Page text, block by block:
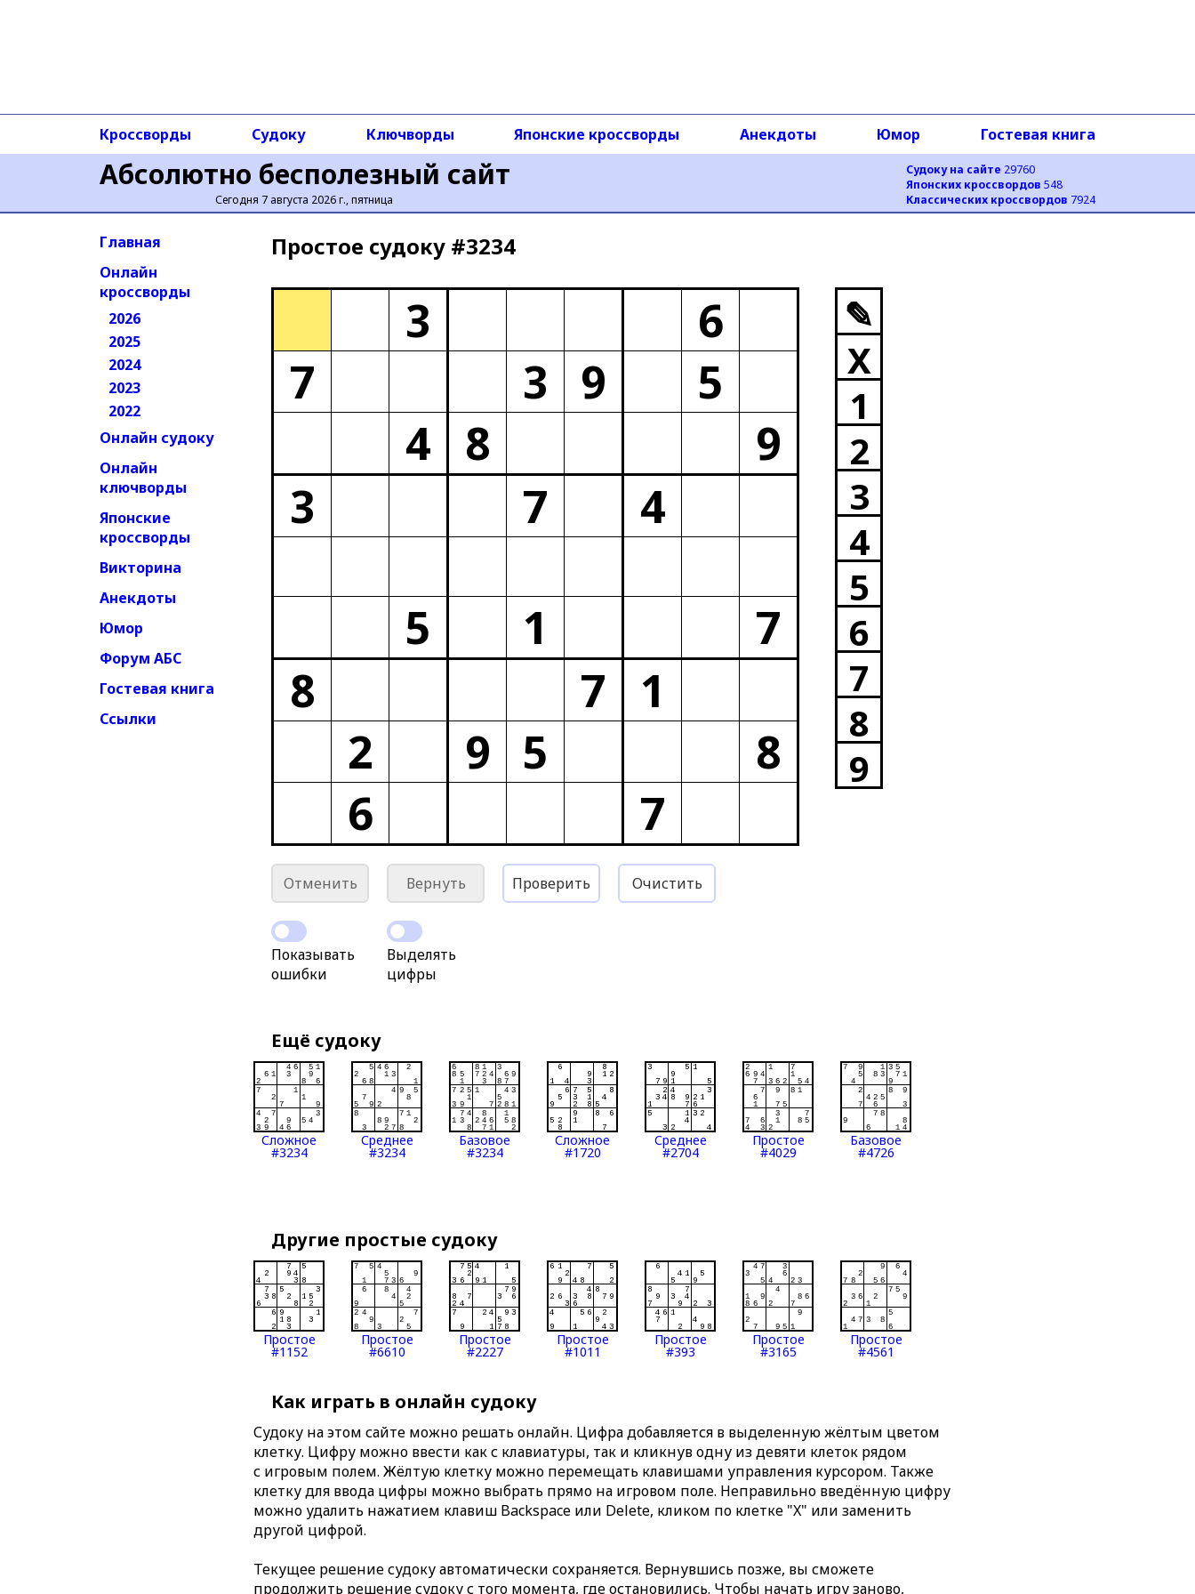
Абсолютно бесполезный сайт
Сегодня 7 августа 2026 г., пятница
Судоку на сайте 29760
Японских кроссвордов 548
Классических кроссвордов 7924
Кроссворды Судоку Ключворды Японские кроссворды Анекдоты Юмор Гостевая книга
Главная
Онлайн
кроссворды
2026
2025
2024
2023
2022
Онлайн судоку
Онлайн
ключворды
Японские
кроссворды
Викторина
Анекдоты
Юмор
Форум АБС
Гостевая книга
Ссылки
Простое cудоку #3234
3
6
7
3 9
5
4
8
9
3
7
4
5
1
7
8
7
1
2
9 5
8
6
7
✎
X
1
2
3
4
5
6
7
8
9
Отменить Вернуть Проверить Очистить
Показывать
ошибки
Выделять
цифры
Ещё судоку
Сложное
#3234
Среднее
#3234
Базовое
#3234
Сложное
#1720
Среднее
#2704
Простое
#4029
Базовое
#4726
Другие простые судоку
Простое
#1152
Простое
#6610
Простое
#2227
Простое
#1011
Простое
#393
Простое
#3165
Простое
#4561
Как играть в онлайн судоку
Судоку на этом сайте можно решать онлайн. Цифра добавляется в выделенную жёлтым цветом
клетку. Цифру можно ввести как с клавиатуры, так и кликнув одну из девяти клеток рядом
с игровым полем. Жёлтую клетку можно перемещать клавишами управления курсором. Также
клетку для ввода цифры можно выбрать прямо на игровом поле. Неправильно введённую цифру
можно удалить нажатием клавиш Backspace или Delete, кликом по клетке "X" или заменить
другой цифрой.
Текущее решение судоку автоматически сохраняется. Вернувшись позже, вы сможете
продолжить решение судоку с того момента, где остановились. Чтобы начать игру заново,